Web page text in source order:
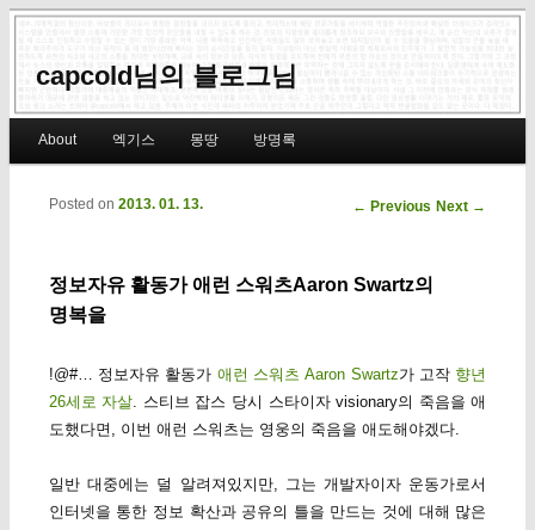
capcold님의 블로그님
Skip to primary content
Skip to secondary content
About 엑기스 몽땅 방명록
Post navigation
← Previous Next →
정보자유 활동가 애런 스워츠Aaron Swartz의
명복을
Posted on 2013. 01. 13.
!@#… 정보자유 활동가 애런 스워츠 Aaron Swartz가 고작 향년
26세로 자살 . 스티브 잡스 당시 스타이자 visionary의 죽음을 애
도했다면, 이번 애런 스워츠는 영웅의 죽음을 애도해야겠다.
일반 대중에는 덜 알려져있지만, 그는 개발자이자 운동가로서
인터넷을 통한 정보 확산과 공유의 틀을 만드는 것에 대해 많은